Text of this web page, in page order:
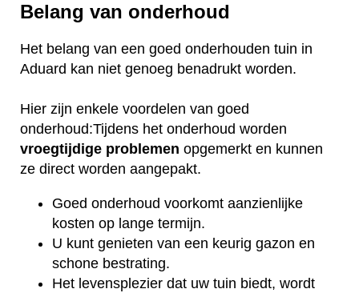
Belang van onderhoud
Het belang van een goed onderhouden tuin in
Aduard kan niet genoeg benadrukt worden.
Hier zijn enkele voordelen van goed
onderhoud:Tijdens het onderhoud worden
vroegtijdige problemen opgemerkt en kunnen
ze direct worden aangepakt.
Goed onderhoud voorkomt aanzienlijke
kosten op lange termijn.
U kunt genieten van een keurig gazon en
schone bestrating.
Het levensplezier dat uw tuin biedt, wordt